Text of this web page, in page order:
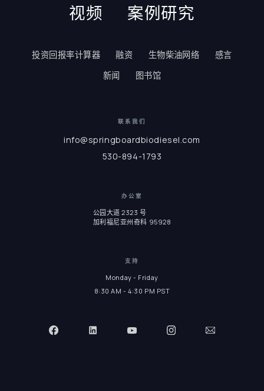
视频
案例研究
投资回报率计算器 融资 生物柴油网络
感言
新闻
图书馆
联系我们
info@springboardbiodiesel.com
530-894-1793
办公室
公园大道 2323 号
加利福尼亚州奇科 95928
支持
Monday - Friday
8:30 AM - 4:30 PM PST